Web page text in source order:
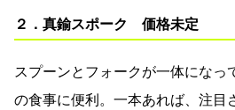
２．真鍮スポーク 価格未定
スプーンとフォークが一体になっ
の食事に便利。一本あれば、注目